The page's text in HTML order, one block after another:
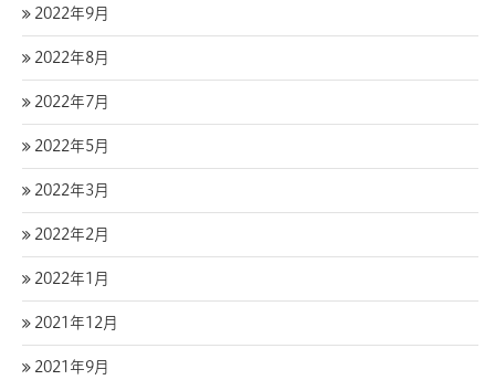
2022年9月
2022年8月
2022年7月
2022年5月
2022年3月
2022年2月
2022年1月
2021年12月
2021年9月